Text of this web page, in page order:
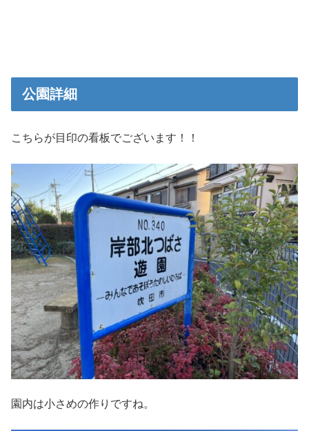
公園詳細
こちらが目印の看板でございます！！
園内は小さめの作りですね。